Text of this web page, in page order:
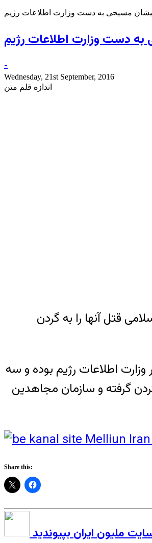
مسیحی به دست وزارت اطلاعات رژیم
دست وزارت اطلاعات رژیم
-
Wednesday, 21st September, 2016
اندازه قلم متن
قتل آنها را به گردن
اطلاعات رژیم بوده و سه
گرفته و سازمان مجاهدین
Share this:
ملیون ایران بپیوندید